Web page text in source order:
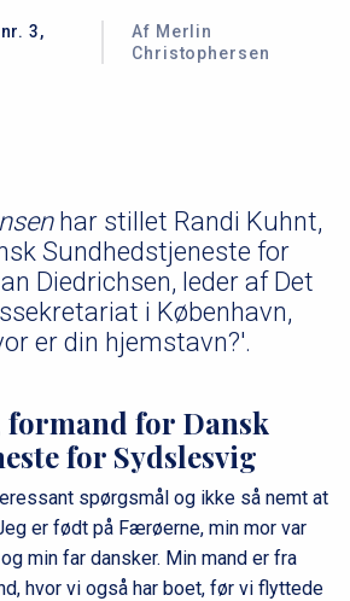
3,
Af Merlin
Christophersen
har stillet Randi Kuhnt,
Sundhedstjeneste for
Diedrichsen, leder af Det
i København,
er din hjemstavn?'.
for Dansk
for Sydslesvig
spørgsmål og ikke så nemt at
er født på Færøerne, min mor var
min far dansker. Min mand er fra
hvor vi også har boet, før vi flyttede